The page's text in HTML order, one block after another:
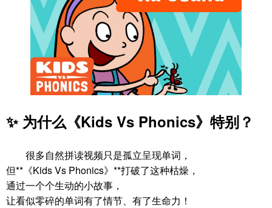
✨ 为什么《Kids Vs Phonics》特别？
很多自然拼读视频只是孤立呈现单词，
但**《Kids Vs Phonics》**打破了这种枯燥，
通过一个个生动的小故事，
让看似零碎的单词有了情节、有了生命力！